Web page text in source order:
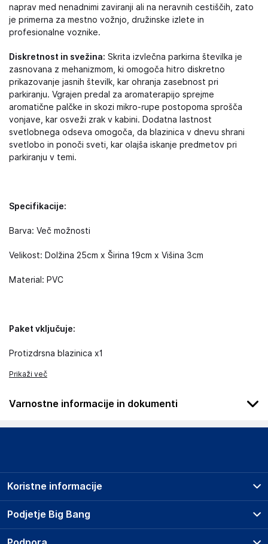
naprav med nenadnimi zaviranji ali na neravnih cestiščih, zato
je primerna za mestno vožnjo, družinske izlete in
profesionalne voznike.
Diskretnost in svežina: Skrita izvlečna parkirna številka je
zasnovana z mehanizmom, ki omogoča hitro diskretno
prikazovanje jasnih številk, kar ohranja zasebnost pri
parkiranju. Vgrajen predal za aromaterapijo sprejme
aromatične palčke in skozi mikro-rupe postopoma sprošča
vonjave, kar osveži zrak v kabini. Dodatna lastnost
svetlobnega odseva omogoča, da blazinica v dnevu shrani
svetlobo in ponoči sveti, kar olajša iskanje predmetov pri
parkiranju v temi.
Specifikacije:
Barva: Več možnosti
Velikost: Dolžina 25cm x Širina 19cm x Višina 3cm
Material: PVC
Paket vključuje:
Protizdrsna blazinica x1
Prikaži več
Varnostne informacije in dokumenti
Otroke držite stran od vozila. Ne blokirajte pogleda ali zračnih
Podatki o proizvajalcu vključujejo informacije (naziv, naslov,
državo in elektronski naslov) povezane s proizvajalcem
DRAGON ECOM INTERNATIONAL LIMITED
Podjetje Big Bang
O podjetju
Koristne informacije
Prodajna mesta